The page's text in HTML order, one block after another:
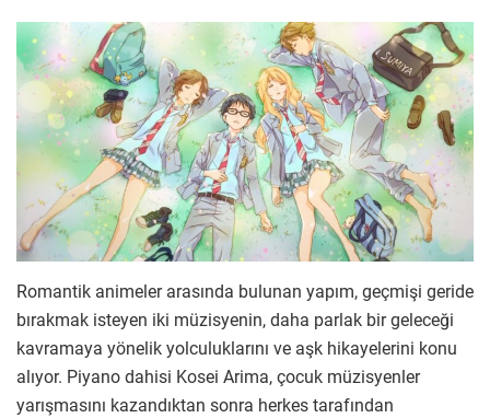
Romantik animeler arasında bulunan yapım, geçmişi geride
bırakmak isteyen iki müzisyenin, daha parlak bir geleceği
kavramaya yönelik yolculuklarını ve aşk hikayelerini konu
alıyor. Piyano dahisi Kosei Arima, çocuk müzisyenler
yarışmasını kazandıktan sonra herkes tarafından